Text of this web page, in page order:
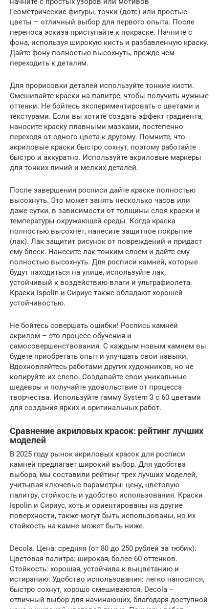
Геометрические фигуры, точки (дотс) или простые
цветы – отличный выбор для первого опыта. После
переноса эскиза приступайте к покраске. Начните с
фона, используя широкую кисть и разбавленную краску.
Дайте фону полностью высохнуть, прежде чем
переходить к деталям.
Для прорисовки деталей используйте тонкие кисти.
Смешивайте краски на палитре, чтобы получить нужные
оттенки. Не бойтесь экспериментировать с цветами и
текстурами. Если вы хотите создать эффект градиента,
наносите краску плавными мазками, постепенно
переходя от одного цвета к другому. Помните, что
акриловые краски быстро сохнут, поэтому работайте
быстро и аккуратно. Используйте акриловые маркеры
для тонких линий и мелких деталей.
После завершения росписи дайте краске полностью
высохнуть. Это может занять несколько часов или
даже сутки, в зависимости от толщины слоя краски и
температуры окружающей среды. Когда краска
полностью высохнет, нанесите защитное покрытие
(лак). Лак защитит рисунок от повреждений и придаст
ему блеск. Нанесите лак тонким слоем и дайте ему
полностью высохнуть. Для росписи камней, которые
будут находиться на улице, используйте лак,
устойчивый к воздействию влаги и ультрафиолета.
Краски Ispolin и Сириус также обладают хорошей
устойчивостью.
Не бойтесь совершать ошибки! Роспись камней
акрилом – это процесс обучения и
самосовершенствования. С каждым новым камнем вы
будете приобретать опыт и улучшать свои навыки.
Вдохновляйтесь работами других художников, но не
копируйте их слепо. Создавайте свои уникальные
шедевры и получайте удовольствие от процесса
творчества. Используйте гамму System 3 с 60 цветами
для создания ярких и оригинальных работ.
Сравнение акриловых красок: рейтинг лучших
моделей
В 2025 году рынок акриловых красок для росписи
камней предлагает широкий выбор. Для удобства
выбора, мы составили рейтинг трех лучших моделей,
учитывая ключевые параметры: цену, цветовую
палитру, стойкость и удобство использования. Краски
Ispolin и Сириус, хоть и ориентированы на другие
поверхности, также могут быть использованы, но их
стойкость на камне может быть ниже.
Decola. Цена: средняя (от 80 до 250 рублей за тюбик).
Цветовая палитра: широкая, более 60 оттенков.
Стойкость: хорошая, устойчива к выцветанию и
истиранию. Удобство использования: легко наносятся,
быстро сохнут, хорошо смешиваются. Decola –
отличный выбор для начинающих, благодаря доступной